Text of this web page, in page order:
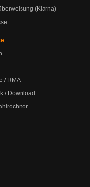
(Klarna)
/ RMA
/ Download